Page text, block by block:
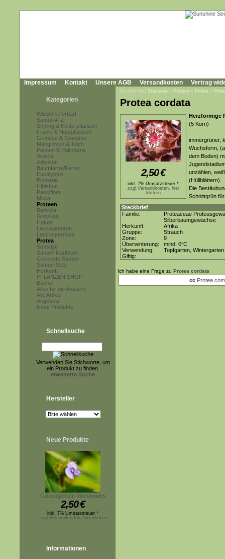
Impressum Kontakt Unsere AGB Versandkosten Vertrag
Kategorien
Wieder lieferbar!
Samen A-Z
Schling & Kletterpflanzen
Frucht & Nutzpflanzen
Gemüse & Gewürze
Mangroven & Teich
Palmen & Palmfarne
Acacia
Adenium
Baumfarne/Farne
Eucalyptus
Plumeria
Hibiskus
Passiflora
Musa
Proteen
Banksia
Grevillea
Hakea
Leucadendron
Leucospermum
Protea
Sonstige
Samen-Raritäten
Gekeimte Samen
Samen-Sets
Herkunft
PFLANZEN SHOP
Bücher
Alles für die Anzucht
Alle Artikel
Angebote
Neue Produkte
Schnellsuche
Verwenden Sie Stichworte, um
ein Produkt zu finden.
erweiterte Suche
Hersteller
Neue Produkte
Calopogonium mucunoides
2,50€
inkl. 7% Umsatzsteuer *
zzgl.Versandkosten, hier klicken
Informationen
Sie sind hier: Startseite » Proteen » Protea »
Protea cordata
2,50€
inkl. 7% Umsatzsteuer *
zzgl.Versandkosten, hier
klicken
Herzförmige
(5 Korn)
immergrüner,
Wuchsform,
dem Boden)
unzählen,
(Hüllblättern).
Die
Schnittgrün
Steckbrief
Familie:
Proteaceae
Silberbaumgewächse
Herkunft:
Afrika
Gruppe:
Strauch
Zone:
9
Überwinterung:
mind. 0°C
Verwendung:
Topfgarten, Wintergarten
Giftig:
Ich habe eine Frage zu Protea cordata
«« Protea